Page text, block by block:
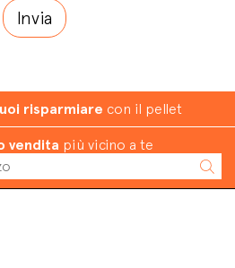
risparmiare con il pellet
vendita più vicino a te